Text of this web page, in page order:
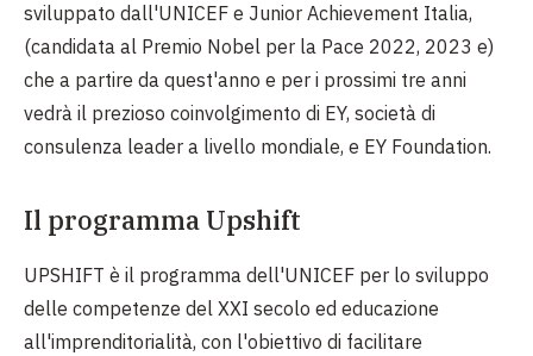
sviluppato dall'UNICEF e Junior Achievement Italia,
(candidata al Premio Nobel per la Pace 2022, 2023 e)
che a partire da quest'anno e per i prossimi tre anni
vedrà il prezioso coinvolgimento di EY, società di
consulenza leader a livello mondiale, e EY Foundation.
Il programma Upshift
UPSHIFT è il programma dell'UNICEF per lo sviluppo
delle competenze del XXI secolo ed educazione
all'imprenditorialità, con l'obiettivo di facilitare